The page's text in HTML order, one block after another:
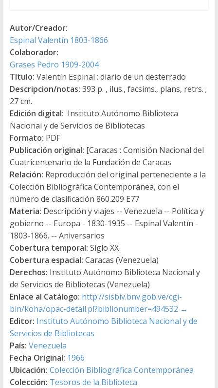
Autor/Creador:
Espinal Valentín 1803-1866
Colaborador:
Grases Pedro 1909-2004
Título: Valentín Espinal : diario de un desterrado
Descripcion/notas: 393 p. , ilus., facsims., plans, retrs. ;
27 cm.
Edición digital: Instituto Autónomo Biblioteca
Nacional y de Servicios de Bibliotecas
Formato: PDF
Publicación original: [Caracas : Comisión Nacional del
Cuatricentenario de la Fundación de Caracas
Relación: Reproducción del original perteneciente a la
Colección Bibliográfica Contemporánea, con el
número de clasificación 860.209 E77
Materia: Descripción y viajes -- Venezuela -- Política y
gobierno -- Europa - 1830-1935 -- Espinal Valentín -
1803-1866. -- Aniversarios
Cobertura temporal: Siglo XX
Cobertura espacial: Caracas (Venezuela)
Derechos: Instituto Autónomo Biblioteca Nacional y
de Servicios de Bibliotecas (Venezuela)
Enlace al Catálogo: http://sisbiv.bnv.gob.ve/cgi-
bin/koha/opac-detail.pl?biblionumber=494532 →
Editor: Instituto Autónomo Biblioteca Nacional y de
Servicios de Bibliotecas
País: Venezuela
Fecha Original: 1966
Ubicación: Colección Bibliográfica Contemporánea
Colección: Tesoros de la Biblioteca